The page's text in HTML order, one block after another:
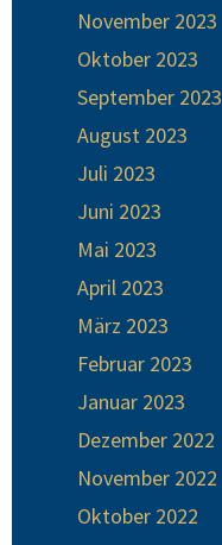
November 2023
Oktober 2023
September 2023
August 2023
Juli 2023
Juni 2023
Mai 2023
April 2023
März 2023
Februar 2023
Januar 2023
Dezember 2022
November 2022
Oktober 2022